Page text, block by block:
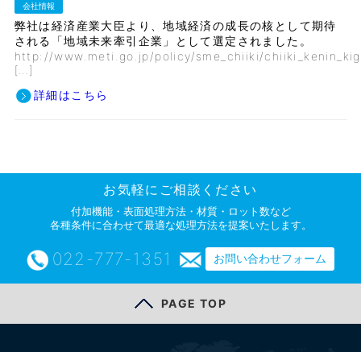
会社情報
弊社は経済産業大臣より、地域経済の成長の核として期待
される「地域未来牽引企業」として選定されました。
http://www.meti.go.jp/policy/sme_chiiki/
[…]
詳細はこちら
お気軽にご相談ください
付加機能・表面処理方法・材質・ロット数など
各種条件に合わせて最適な処理方法を提案いたします。
022-777-1351 お問い合わせフォーム
PAGE TOP